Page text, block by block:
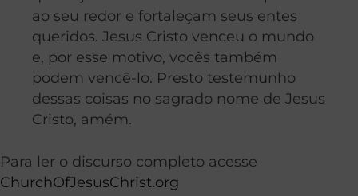
ao seu redor e fortaleçam seus entes
queridos. Jesus Cristo venceu o mundo
e, por esse motivo, vocês também
podem vencê-lo. Presto testemunho
dessas coisas no sagrado nome de Jesus
Cristo, amém.
Para ler o discurso completo acesse
ChurchOfJesusChrist.org